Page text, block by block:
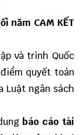
năm CAM KẾT
và trình Quốc
quyết toán
Luật ngân sách
báo cáo tài